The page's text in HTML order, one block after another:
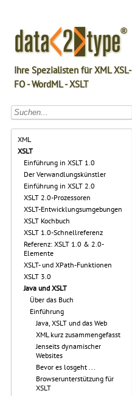
Ihre Spezialisten für XML XSL-
FO - WordML - XSLT
XML
XSLT
Einführung in XSLT 1.0
Der Verwandlungskünstler
Einführung in XSLT 2.0
XSLT 2.0-Prozessoren
XSLT-Entwicklungsumgebungen
XSLT Kochbuch
XSLT 1.0-Schnellreferenz
Referenz: XSLT 1.0 & 2.0-
Elemente
XSLT- und XPath-Funktionen
XSLT 3.0
Java und XSLT
Über das Buch
Einführung
Java, XSLT und das Web
XML kurz zusammengefasst
Jenseits dynamischer
Websites
Bevor es losgeht ...
Browserunterstützung für
XSLT